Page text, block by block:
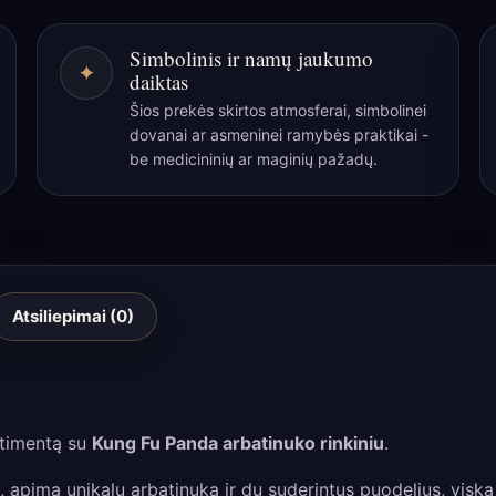
arbatinuko
rinkinys
Du
puodeliai
-
Kelioninis
✦
Simbolinis ir namų jaukumo
daiktas
Šios prekės skirtos atmosferai, simbolinei
dovanai ar asmeninei ramybės praktikai -
be medicininių ar maginių pažadų.
Atsiliepimai (0)
su Kung Fu Panda arbatinuko rinkiniu.
unikalų arbatinuką ir du suderintus puodelius,